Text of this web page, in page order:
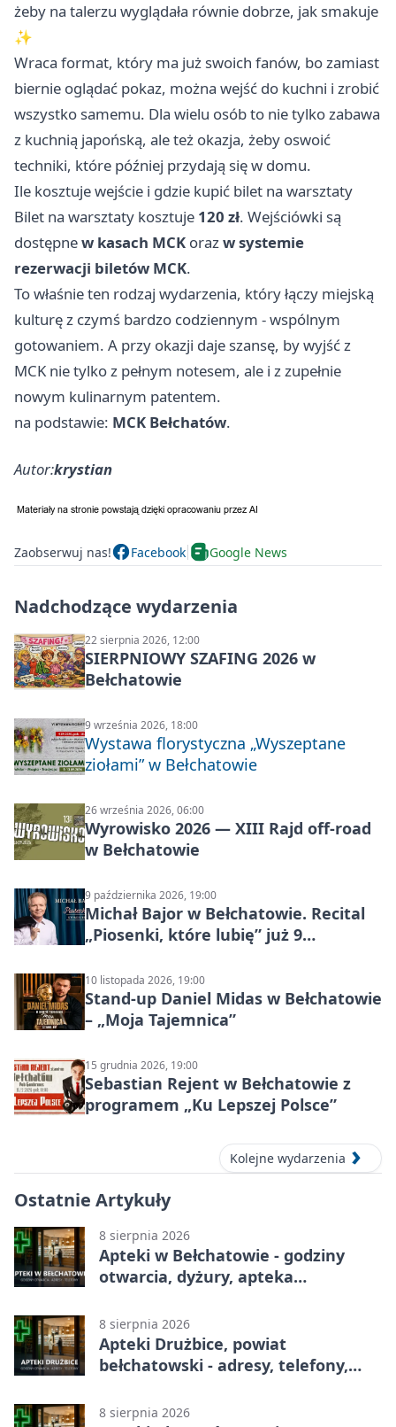
żeby na talerzu wyglądała równie dobrze, jak smakuje
✨
Wraca format, który ma już swoich fanów, bo zamiast
biernie oglądać pokaz, można wejść do kuchni i zrobić
wszystko samemu. Dla wielu osób to nie tylko zabawa
z kuchnią japońską, ale też okazja, żeby oswoić
techniki, które później przydają się w domu.
Ile kosztuje wejście i gdzie kupić bilet na warsztaty
Bilet na warsztaty kosztuje 120 zł. Wejściówki są
dostępnew kasach MCK orazw systemie
rezerwacji biletów MCK.
To właśnie ten rodzaj wydarzenia, który łączy miejską
kulturę z czymś bardzo codziennym - wspólnym
gotowaniem. A przy okazji daje szansę, by wyjść z
MCK nie tylko z pełnym notesem, ale i z zupełnie
nowym kulinarnym patentem.
na podstawie: MCK Bełchatów.
Autor:krystian
Zaobserwuj nas! Facebook Google News
Nadchodzące wydarzenia
22 sierpnia 2026, 12:00
SIERPNIOWY SZAFING 2026 w
Bełchatowie
9 września 2026, 18:00
Wystawa florystyczna „Wyszeptane
ziołami” w Bełchatowie
26 września 2026, 06:00
Wyrowisko 2026 — XIII Rajd off‑road
w Bełchatowie
9 października 2026, 19:00
Michał Bajor w Bełchatowie. Recital
„Piosenki, które lubię” już 9
10 listopada 2026, 19:00
Stand-up Daniel Midas w Bełchatowie
– „Moja Tajemnica”
15 grudnia 2026, 19:00
Sebastian Rejent w Bełchatowie z
programem „Ku Lepszej Polsce”
Kolejne wydarzenia
Ostatnie Artykuły
8 sierpnia 2026
Apteki w Bełchatowie - godziny
otwarcia, dyżury, apteka
8 sierpnia 2026
Apteki Drużbice, powiat
bełchatowski - adresy, telefony,
8 sierpnia 2026